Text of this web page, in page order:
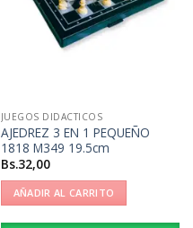
JUEGOS DIDACTICOS
AJEDREZ 3 EN 1 PEQUEÑO
1818 M349 19.5cm
Bs.32,00
AÑADIR AL CARRITO